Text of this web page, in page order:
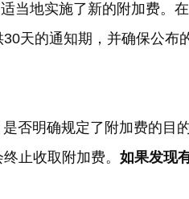
当地实施了新的附加费。
30天的通知期，并确保公布
否明确规定了附加费的目
止收取附加费。 如果发现